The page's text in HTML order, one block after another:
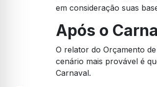
em consideração suas
Após o
O relator do Orçamento
cenário mais provável é
Carnaval.